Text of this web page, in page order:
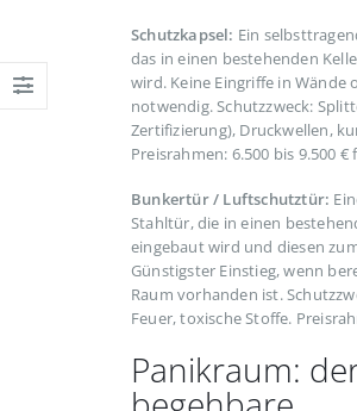
Schutzkapsel: Ein
das in einen bestehenden
wird. Keine Eingriffe in Wände
notwendig. Schutzzweck:
Zertifizierung), Druckwellen,
Preisrahmen: 6.500 bis 9.500 €
Bunkertür / Luftschutztür:
Stahltür, die in einen
eingebaut wird und diesen
Günstigster Einstieg, wenn
Raum vorhanden ist.
Feuer, toxische Stoffe.
Panikraum: